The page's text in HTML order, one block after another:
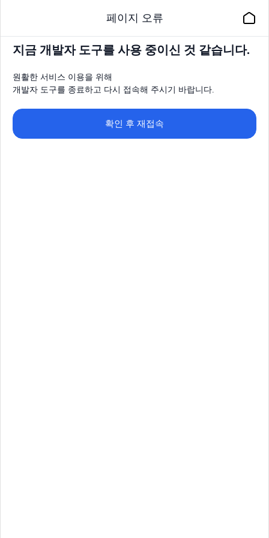
페이지 오류
지금 개발자 도구를 사용 중이신 것 같습니다.
원활한 서비스 이용을 위해
개발자 도구를 종료하고 다시 접속해 주시기 바랍니다.
확인 후 재접속